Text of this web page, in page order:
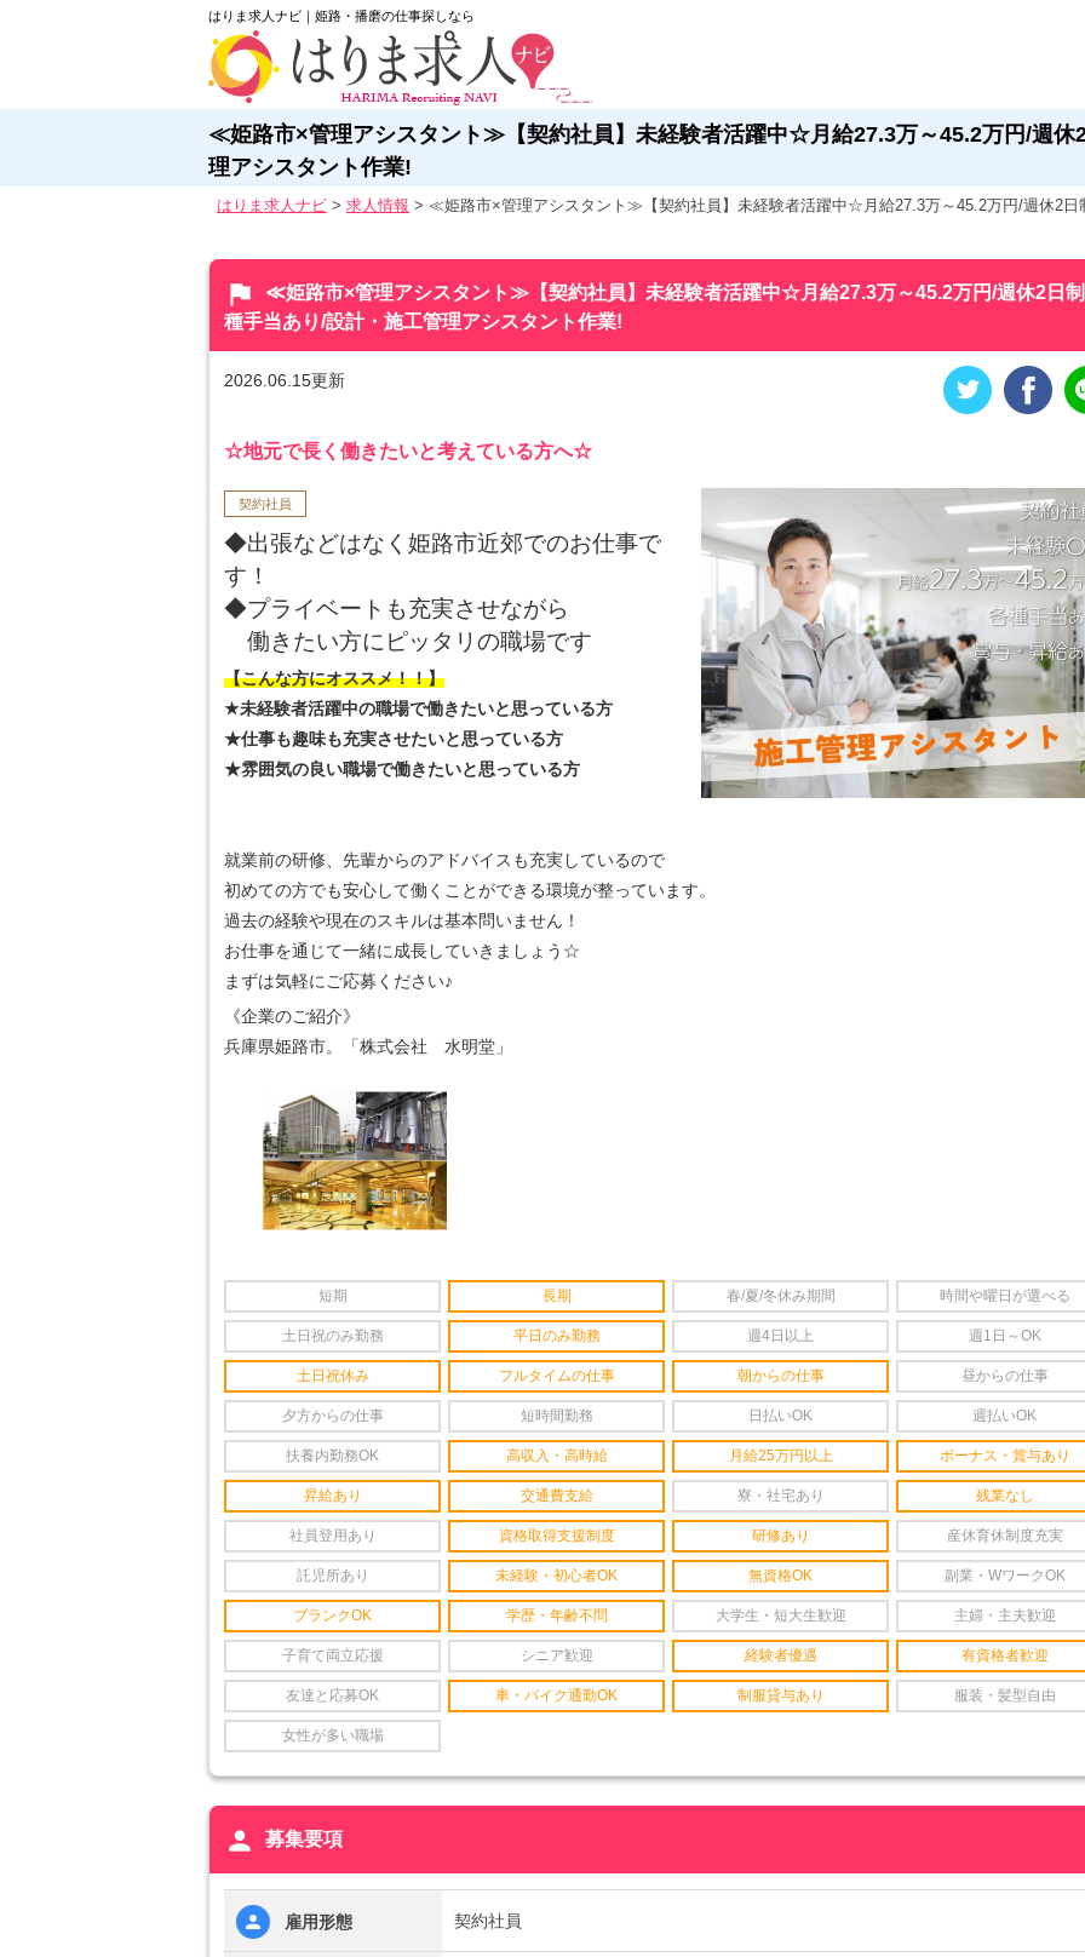
はりま求人ナビ｜姫路・播磨の仕事探しなら
≪姫路市×管理アシスタント≫【契約社員】未経験者活躍中☆月給27.3万～45.2万円/週休
理アシスタント作業!
はりま求人ナビ > 求人情報 > ≪姫路市×管理アシスタント≫【契約社員】未経験者活躍中☆月給27.3万～45.2万円/週休2日
flag
≪姫路市×管理アシスタント≫【契約社員】未経験者活躍中☆月給27.3万～45.2万円/週休2日
種手当あり/設計・施工管理アシスタント作業!
2026.06.15更新
☆地元で長く働きたいと考えている方へ☆
契約社員
◆出張などはなく姫路市近郊でのお仕事で
す！
◆プライベートも充実させながら
働きたい方にピッタリの職場です
【こんな方にオススメ！！】
★未経験者活躍中の職場で働きたいと思っている方
★仕事も趣味も充実させたいと思っている方
★雰囲気の良い職場で働きたいと思っている方
就業前の研修、先輩からのアドバイスも充実しているので
初めての方でも安心して働くことができる環境が整っています。
過去の経験や現在のスキルは基本問いません！
お仕事を通じて一緒に成長していきましょう☆
まずは気軽にご応募ください♪
《企業のご紹介》
兵庫県姫路市。「株式会社 水明堂」
短期 長期 春/夏/冬休み期間 時間や曜日が選べる
土日祝のみ勤務 平日のみ勤務 週4日以上 週1日～OK
土日祝休み フルタイムの仕事 朝からの仕事 昼からの仕事
夕方からの仕事 短時間勤務 日払いOK 週払いOK
扶養内勤務OK 高収入・高時給 月給25万円以上 ボーナス・賞与あり
昇給あり 交通費支給 寮・社宅あり 残業なし
社員登用あり 資格取得支援制度 研修あり 産休育休制度充実
託児所あり 未経験・初心者OK 無資格OK 副業・WワークOK
ブランクOK 学歴・年齢不問 大学生・短大生歓迎 主婦・主夫歓迎
子育て両立応援 シニア歓迎 経験者優遇 有資格者歓迎
友達と応募OK 車・バイク通勤OK 制服貸与あり 服装・髪型自由
女性が多い職場
person 募集要項
雇用形態 契約社員